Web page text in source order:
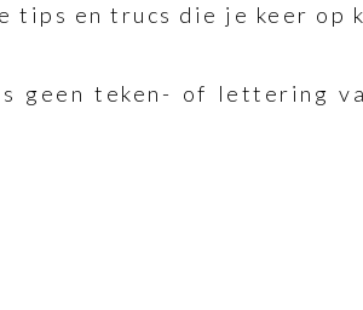
tips en trucs die je keer
geen teken- of lettering